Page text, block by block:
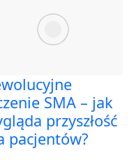
SMA – jak
przyszłość
pacjentów?